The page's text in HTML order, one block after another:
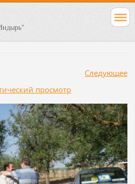
Следующее
просмотр